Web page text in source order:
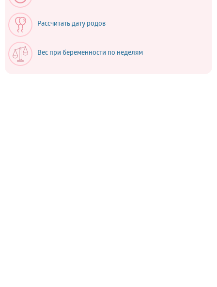
Рассчитать дату родов
Вес при беременности по неделям